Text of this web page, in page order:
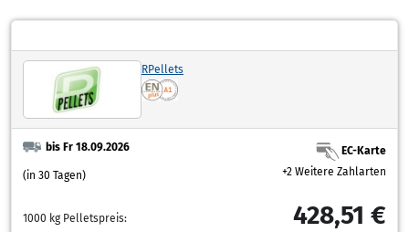
RPellets
bis Fr 18.09.2026
(in 30 Tagen)
EC-Karte
+2 Weitere Zahlarten
1000 kg Pelletspreis: 428,51 €